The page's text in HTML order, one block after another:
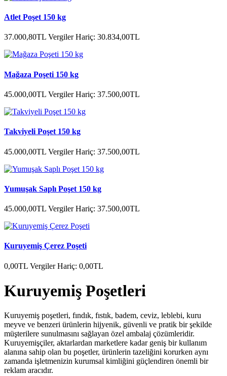
Atlet Poşet 150 kg
37.000,80TL Vergiler Hariç: 30.834,00TL
Mağaza Poşeti 150 kg
45.000,00TL Vergiler Hariç: 37.500,00TL
Takviyeli Poşet 150 kg
45.000,00TL Vergiler Hariç: 37.500,00TL
Yumuşak Saplı Poşet 150 kg
45.000,00TL Vergiler Hariç: 37.500,00TL
Kuruyemiş Çerez Poşeti
0,00TL Vergiler Hariç: 0,00TL
Kuruyemiş Poşetleri
Kuruyemiş poşetleri, fındık, fıstık, badem, ceviz, leblebi, kuru
meyve ve benzeri ürünlerin hijyenik, güvenli ve pratik bir şekilde
müşterilere sunulmasını sağlayan özel ambalaj çözümleridir.
Kuruyemişçiler, aktarlardan marketlere kadar geniş bir kullanım
alanına sahip olan bu poşetler, ürünlerin tazeliğini korurken aynı
zamanda işletmenizin kurumsal kimliğini güçlendiren önemli bir
reklam aracıdır.